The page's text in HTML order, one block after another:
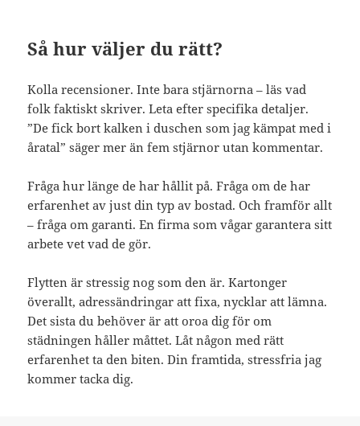
Så hur väljer du rätt?
Kolla recensioner. Inte bara stjärnorna – läs vad
folk faktiskt skriver. Leta efter specifika detaljer.
”De fick bort kalken i duschen som jag kämpat med i
åratal” säger mer än fem stjärnor utan kommentar.
Fråga hur länge de har hållit på. Fråga om de har
erfarenhet av just din typ av bostad. Och framför allt
– fråga om garanti. En firma som vågar garantera sitt
arbete vet vad de gör.
Flytten är stressig nog som den är. Kartonger
överallt, adressändringar att fixa, nycklar att lämna.
Det sista du behöver är att oroa dig för om
städningen håller måttet. Låt någon med rätt
erfarenhet ta den biten. Din framtida, stressfria jag
kommer tacka dig.